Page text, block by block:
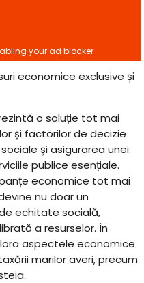
economice exclusive și
o soluție tot mai
și factorilor de decizie
și asigurarea unei
publice esențiale.
economice tot mai
nu doar un
echitate socială,
a resurselor. În
aspectele economice
marilor averi, precum